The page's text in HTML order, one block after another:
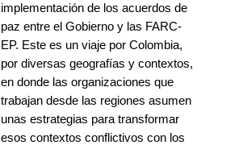
implementación de los acuerdos de
paz entre el Gobierno y las FARC-
EP. Este es un viaje por Colombia,
por diversas geografías y contextos,
en donde las organizaciones que
trabajan desde las regiones asumen
unas estrategias para transformar
esos contextos conflictivos con los